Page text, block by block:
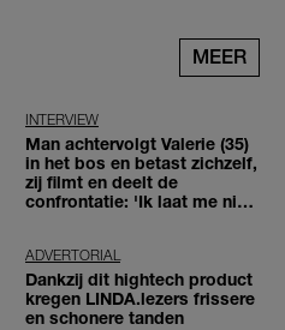
MEER
INTERVIEW
Man achtervolgt Valerie (35)
in het bos en betast zichzelf,
zij filmt en deelt de
confrontatie: 'Ik laat me niet
ADVERTORIAL
Dankzij dit hightech product
kregen LINDA.lezers frissere
en schonere tanden